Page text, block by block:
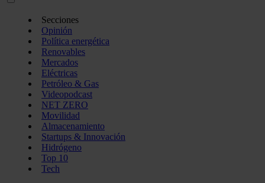
Secciones
Opinión
Política energética
Renovables
Mercados
Eléctricas
Petróleo & Gas
Videopodcast
NET ZERO
Movilidad
Almacenamiento
Startups & Innovación
Hidrógeno
Top 10
Tech